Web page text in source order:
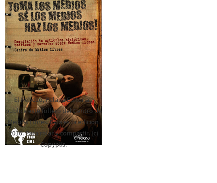
El Rebozo, Palapa Editorial,
publica este folleto del Centro de
Medios Libres. Esta es la edición
2016. Para rolar y compartir. (c)
Copyplis.